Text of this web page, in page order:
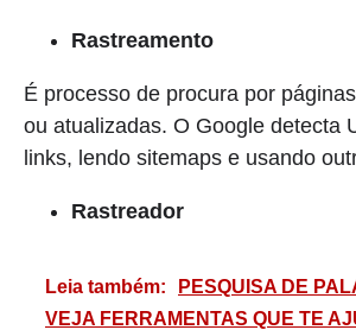
Rastreamento
É processo de procura por
ou atualizadas. O Google detecta
links, lendo sitemaps e usando
Rastreador
Leia também:
PESQUISA DE
VEJA FERRAMENTAS QUE TE